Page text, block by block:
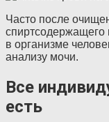
Часто после
спиртсодержащего
в организме
анализу мочи.
Все
есть